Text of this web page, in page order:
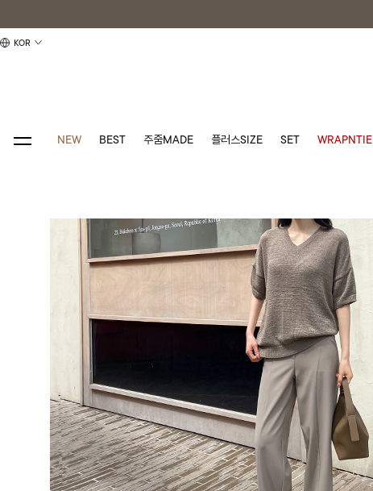
KOR
NEW BEST 주줌MADE 플러스SIZE SET WRAPNTIE